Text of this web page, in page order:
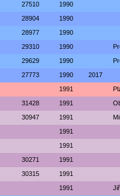
27510 1990
28904 1990
28977 1990
29310 1990
29629 1990
27773 1990 2017
1991
31428 1991
30947 1991
1991
1991
30271 1991
30315 1991
1991